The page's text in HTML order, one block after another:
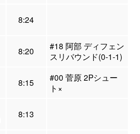
8:24
8:20
#18 阿部 ディフェン
スリバウンド(0-1-1)
8:15
#00 菅原 2Pシュー
ト×
8:13